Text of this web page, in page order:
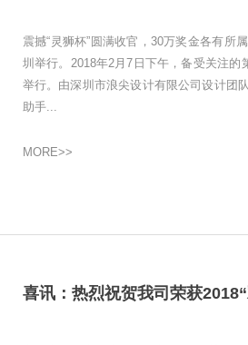
震撼“灵狮杯”圆满收官，30万奖金各有
圳举行。2018年2月7日下午，备受关注的
举行。由深圳市浪尖设计有限公司设计团
助手...
MORE>>